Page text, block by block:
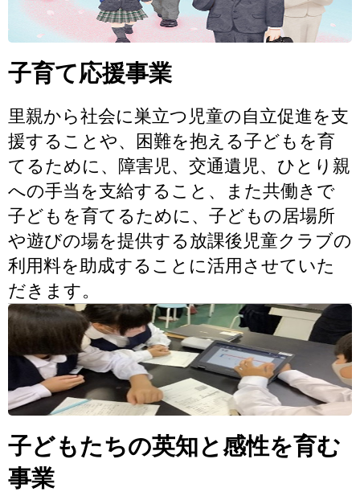
子育て応援事業
里親から社会に巣立つ児童の自立促進を支
援することや、困難を抱える子どもを育
てるために、障害児、交通遺児、ひとり親
への手当を支給すること、また共働きで
子どもを育てるために、子どもの居場所
や遊びの場を提供する放課後児童クラブの
利用料を助成することに活用させていた
だきます。
子どもたちの英知と感性を育む
事業